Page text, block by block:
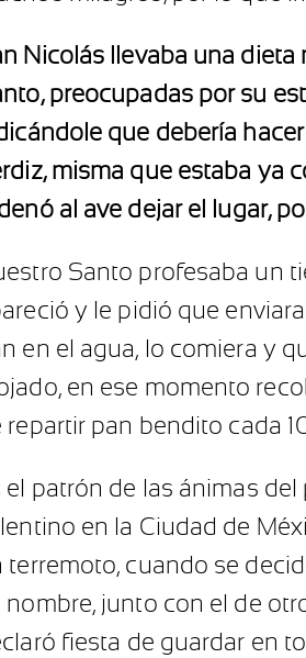
Nicolás llevaba una
preocupadas por su
que debería
misma que estaba ya
al ave dejar el lugar,
Santo profesaba un
y le pidió que
en el agua, lo comiera y
en ese momento
repartir pan bendito cada
el patrón de las ánimas
en la Ciudad de
terremoto, cuando se
nombre, junto con el de
fiesta de guardar en